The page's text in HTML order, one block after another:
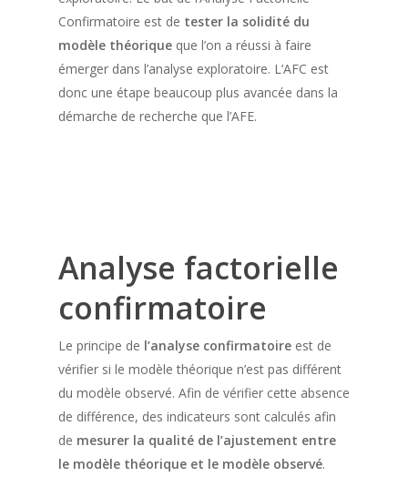
Confirmatoire est de tester la solidité du
modèle théorique que l’on a réussi à faire
émerger dans l’analyse exploratoire. L’AFC est
donc une étape beaucoup plus avancée dans la
démarche de recherche que l’AFE.
Analyse factorielle
confirmatoire
Le principe de l’analyse confirmatoire est de
vérifier si le modèle théorique n’est pas différent
du modèle observé. Afin de vérifier cette absence
de différence, des indicateurs sont calculés afin
de mesurer la qualité de l’ajustement entre
le modèle théorique et le modèle observé.